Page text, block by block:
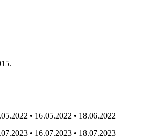
• 16.05.2022 • 18.06.2022
• 16.07.2023 • 18.07.2023